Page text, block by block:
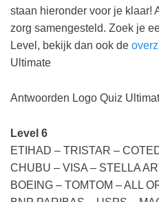
staan hieronder voor je klaar!
zorg samengesteld. Zoek je
Level, bekijk dan ook de
Ultimate
Antwoorden Logo Quiz
Level 6
ETIHAD – TRISTAR –
CHUBU – VISA – STELLA
BOEING – TOMTOM – ALL